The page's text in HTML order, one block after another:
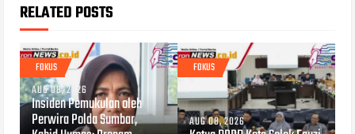
RELATED POSTS
FOKUS
AUG 08, 2026
Insiden Pemukulan oleh
Perwira Polda Sumbar,
FOKUS
AUG 08, 2026